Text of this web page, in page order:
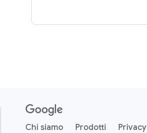
o
Chi siamo Prodotti Privacy